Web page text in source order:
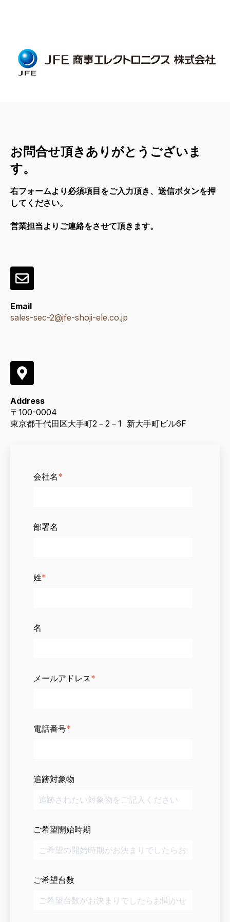
お問合せ頂きありがとうございま
す。
右フォームより必須項目をご入力頂き、送信ボタンを押
してください。
営業担当よりご連絡をさせて頂きます。
Email
sales-sec-2@jfe-shoji-ele.co.jp
Address
〒 100-0004
東京都千代田区大手町2 － 2 － 1 新大手町ビル6F
会社名*
部署名
姓*
名
メールアドレス*
電話番号*
追跡対象物
ご希望開始時期
ご希望台数